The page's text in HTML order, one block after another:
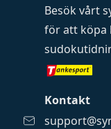
Besök vårt
för att köpa
Kontakt